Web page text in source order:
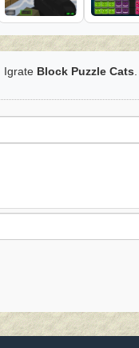
Igrate Block Puzzle Cats